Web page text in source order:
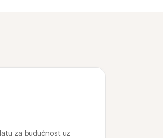
za budućnost uz